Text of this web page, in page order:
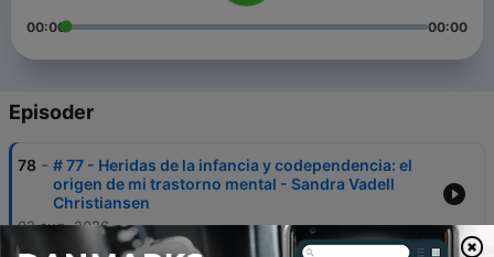
00:00 00:00
Episoder
78 - # 77 - Heridas de la infancia y codependencia: el
origen de mi trastorno mental - Sandra Vadell
Christiansen
02 aug. 2026